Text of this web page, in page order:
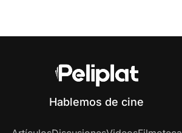
Hablemos de cine